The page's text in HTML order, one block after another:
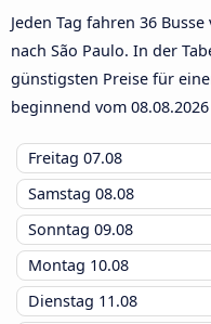
Jeden Tag fahren 36
nach São Paulo. In der
günstigsten Preise für
beginnend vom 08.08.2026
Freitag 07.08
Samstag 08.08
Sonntag 09.08
Montag 10.08
Dienstag 11.08